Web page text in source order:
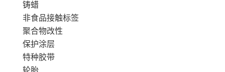
铸蜡
非食品接触标签
聚合物改性
保护涂层
特种胶带
轮胎